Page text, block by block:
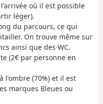
où il est possible
léger).
du parcours, ce qui
On trouve même sur
ainsi que des WC.
(2€ par personne en
l'ombre (70%) et il est
marques Bleues ou